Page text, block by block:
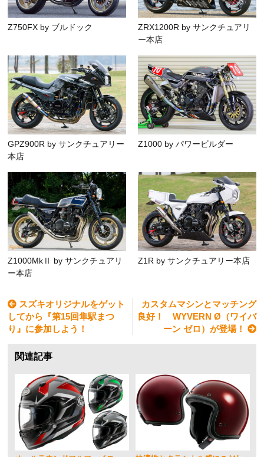
Z750FX by ブルドック
ZRX1200R by サンクチュアリ
ー本店
GPZ900R by サンクチュアリー
本店
Z1000 by パワービルダー
Z1000MkⅡ by サンクチュアリ
ー本店
Z1R by サンクチュアリー本店
スズキオリジナルをゲット
してから『第15回隼駅まつ
り』に参加しよう！
カスタムマシンとマッチング
良好！ WYVERN Ø（ワイバ
ーン ゼロ）が登場！
関連記事